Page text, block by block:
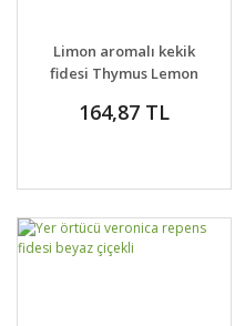
Limon aromalı kekik
fidesi Thymus Lemon
164,87 TL